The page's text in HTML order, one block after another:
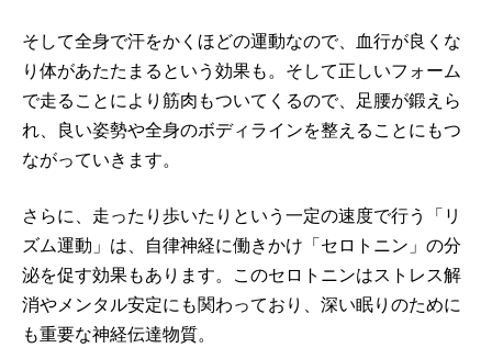
そして全身で汗をかくほどの運動なので、血行が良くな
り体があたたまるという効果も。そして正しいフォーム
で走ることにより筋肉もついてくるので、足腰が鍛えら
れ、良い姿勢や全身のボディラインを整えることにもつ
ながっていきます。
さらに、走ったり歩いたりという一定の速度で行う「リ
ズム運動」は、自律神経に働きかけ「セロトニン」の分
泌を促す効果もあります。このセロトニンはストレス解
消やメンタル安定にも関わっており、深い眠りのために
も重要な神経伝達物質。